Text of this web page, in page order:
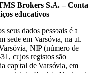
Brokers S.A. – Conta
educativos
seus dados pessoais é a
em Varsóvia, na ul.
NIP (número de
cujos registos são
capital de Varsóvia, em